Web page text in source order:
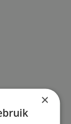
×